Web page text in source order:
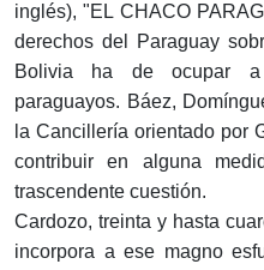
inglés), "EL CHACO
derechos del Paraguay
Bolivia ha de ocupar
paraguayos. Báez,
la Cancillería orientado por
contribuir en alguna
trascendente cuestión.
Cardozo, treinta y hasta
incorpora a ese magno